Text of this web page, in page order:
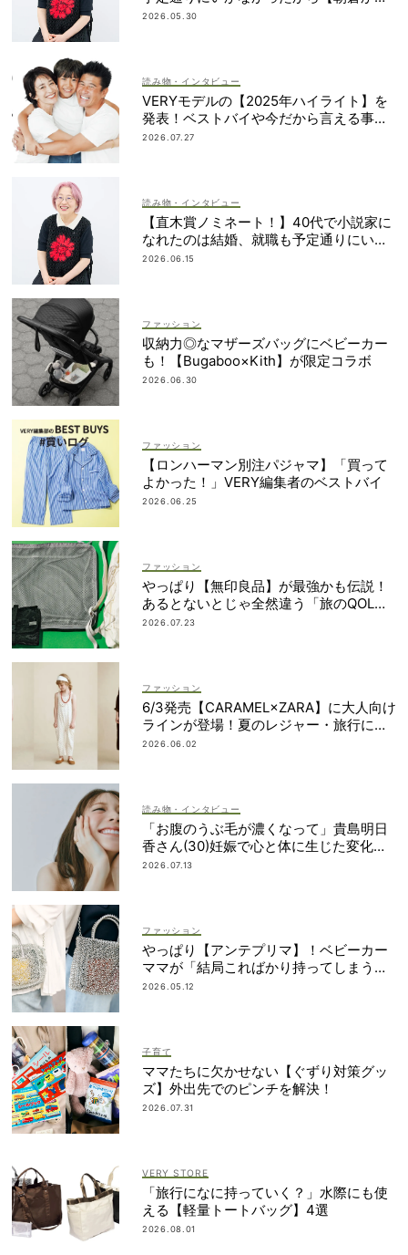
みさん】
2026.05.30
読み物・インタビュー
VERYモデルの【2025年ハイライト】を
発表！ベストバイや今だから言える事件
簿も大公開
2026.07.27
読み物・インタビュー
【直木賞ノミネート！】40代で小説家に
なれたのは結婚、就職も予定通りにいか
なかったから｜朝倉かすみさん
2026.06.15
ファッション
収納力◎なマザーズバッグにベビーカー
も！【Bugaboo×Kith】が限定コラボ
2026.06.30
ファッション
【ロンハーマン別注パジャマ】「買って
よかった！」VERY編集者のベストバイ
2026.06.25
ファッション
やっぱり【無印良品】が最強かも伝説！
あるとないとじゃ全然違う「旅のQOL爆
上げアイテム」
2026.07.23
ファッション
6/3発売【CARAMEL×ZARA】に大人向け
ラインが登場！夏のレジャー・旅行にも
おすすめ
2026.06.02
読み物・インタビュー
「お腹のうぶ毛が濃くなって」貴島明日
香さん(30)妊娠で心と体に生じた変化も
「愛しいです」
2026.07.13
ファッション
やっぱり【アンテプリマ】！ベビーカー
ママが「結局こればかり持ってしまう」
納得の理由
2026.05.12
子育て
ママたちに欠かせない【ぐずり対策グッ
ズ】外出先でのピンチを解決！
2026.07.31
VERY STORE
「旅行になに持っていく？」水際にも使
える【軽量トートバッグ】4選
2026.08.01